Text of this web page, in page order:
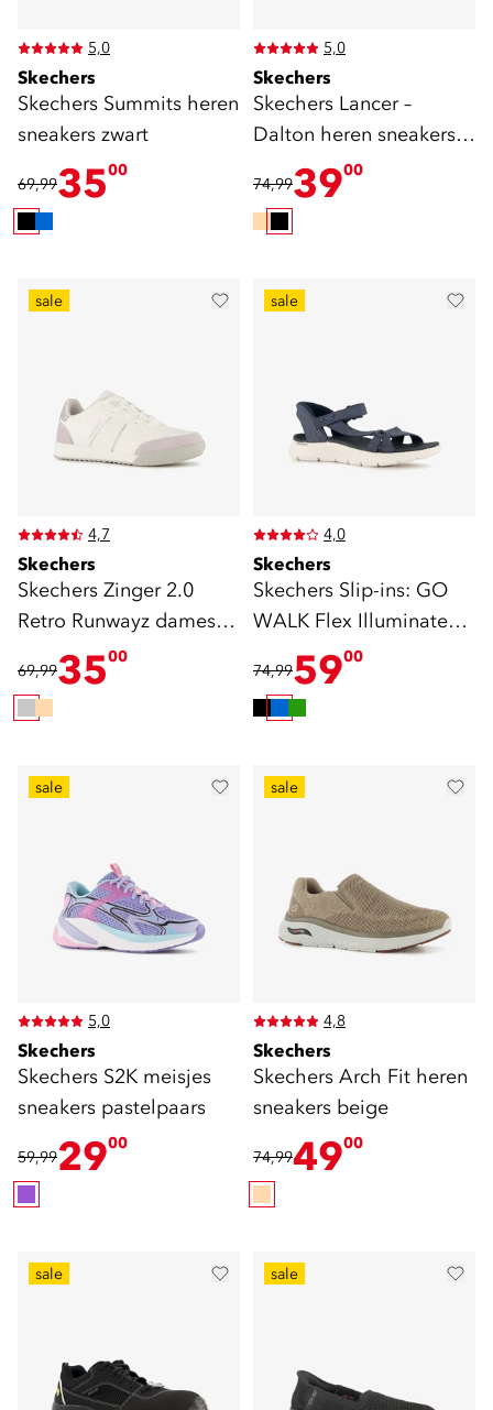
5,0
Skechers
Skechers Summits heren
sneakers zwart
69,993500
5,0
Skechers
Skechers Lancer –
Dalton heren sneakers
zwart
74,993900
sale
4,7
Skechers
Skechers Zinger 2.0
Retro Runwayz dames
sneakers grijs
69,993500
sale
4,0
Skechers
Skechers Slip-ins: GO
WALK Flex Illuminate
sandalen blauw
74,995900
sale
5,0
Skechers
Skechers S2K meisjes
sneakers pastelpaars
59,992900
sale
4,8
Skechers
Skechers Arch Fit heren
sneakers beige
74,994900
sale sale